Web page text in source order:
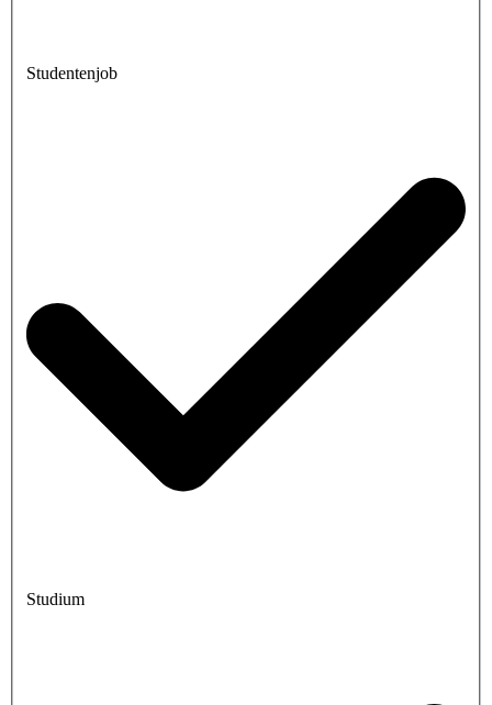
Studentenjob
Studium